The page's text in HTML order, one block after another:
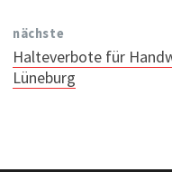
nächste
Halteverbote für
Lüneburg